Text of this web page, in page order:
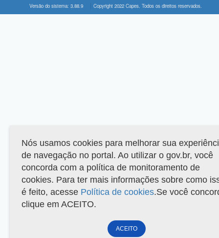
Versão do sistema: 3.88.9 Copyright 2022 Capes. Todos os direitos reservados.
Nós usamos cookies para melhorar sua
de navegação no portal. Ao utilizar o gov.br, você
concorda com a política de monitoramento de
cookies. Para ter mais informações sobre como
é feito, acesse Política de cookies.Se você
clique em ACEITO.
ACEITO